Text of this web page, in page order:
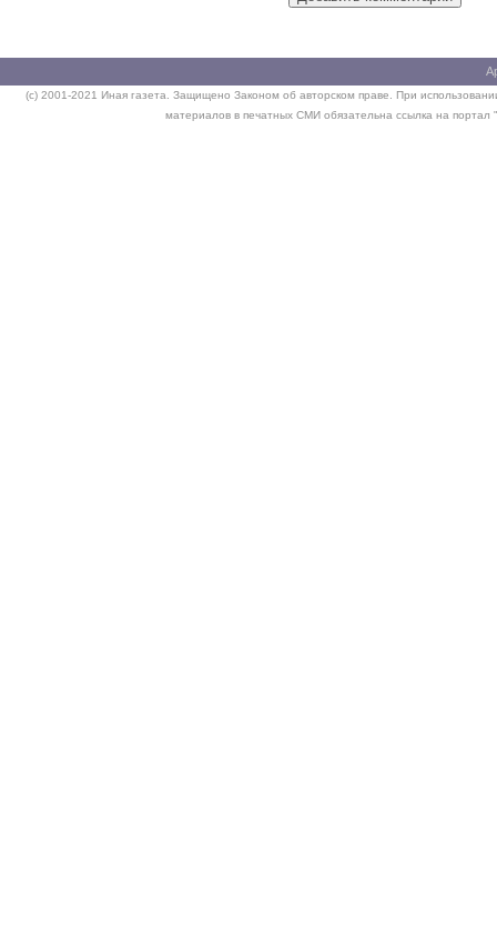
(c) 2001-2021 Иная газета. Защищено Законом об авторском праве. При
материалов в печатных СМИ обязательна ссылка на